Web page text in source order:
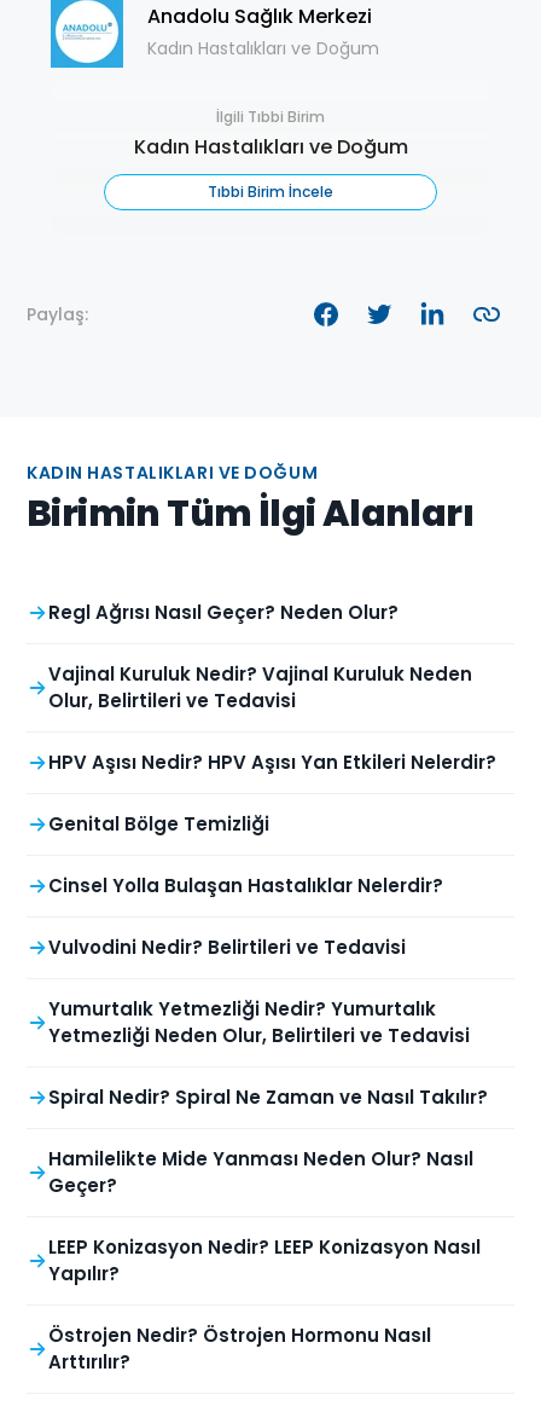
Anadolu Sağlık Merkezi
Kadın Hastalıkları ve Doğum
İlgili Tıbbi Birim
Kadın Hastalıkları ve Doğum
Tıbbi Birim İncele
Paylaş:
KADIN HASTALIKLARI VE DOĞUM
Birimin Tüm İlgi Alanları
Regl Ağrısı Nasıl Geçer? Neden Olur?
Vajinal Kuruluk Nedir? Vajinal Kuruluk Neden
Olur, Belirtileri ve Tedavisi
HPV Aşısı Nedir? HPV Aşısı Yan Etkileri Nelerdir?
Genital Bölge Temizliği
Cinsel Yolla Bulaşan Hastalıklar Nelerdir?
Vulvodini Nedir? Belirtileri ve Tedavisi
Yumurtalık Yetmezliği Nedir? Yumurtalık
Yetmezliği Neden Olur, Belirtileri ve Tedavisi
Spiral Nedir? Spiral Ne Zaman ve Nasıl Takılır?
Hamilelikte Mide Yanması Neden Olur? Nasıl
Geçer?
LEEP Konizasyon Nedir? LEEP Konizasyon Nasıl
Yapılır?
Östrojen Nedir? Östrojen Hormonu Nasıl
Arttırılır?